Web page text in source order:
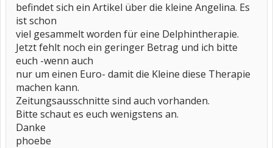
befindet sich ein Artikel über die kleine Angelina. Es
ist schon
viel gesammelt worden für eine Delphintherapie.
Jetzt fehlt noch ein geringer Betrag und ich bitte
euch -wenn auch
nur um einen Euro- damit die Kleine diese Therapie
machen kann.
Zeitungsausschnitte sind auch vorhanden.
Bitte schaut es euch wenigstens an.
Danke
phoebe